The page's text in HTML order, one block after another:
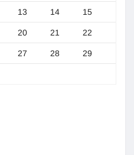
13 14 15
20 21 22
27 28 29